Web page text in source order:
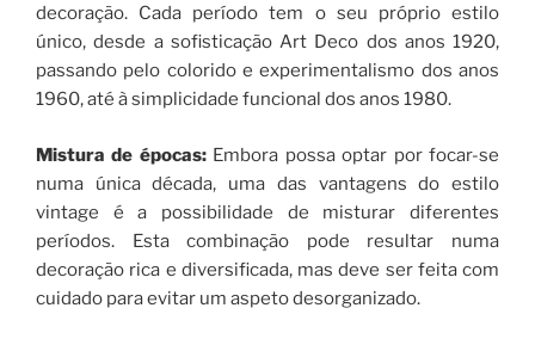
decoração. Cada período tem o seu próprio estilo
único, desde a sofisticação Art Deco dos anos 1920,
passando pelo colorido e experimentalismo dos anos
1960, até à simplicidade funcional dos anos 1980.
Mistura de épocas:Embora possa optar por focar-se
numa única década, uma das vantagens do estilo
vintage é a possibilidade de misturar diferentes
períodos. Esta combinação pode resultar numa
decoração rica e diversificada, mas deve ser feita com
cuidado para evitar um aspeto desorganizado.